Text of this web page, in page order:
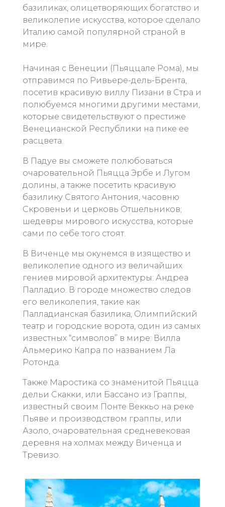
базиликах, олицетворяющих богатство и
великолепие искусства, которое сделало
Италию самой популярной страной в
мире.
Начиная с Венеции (Пьяццале Рома), мы
отправимся по Ривьере-дель-Брента,
посетив красивую виллу Пизани в Стра и
полюбуемся многими другими местами,
которые свидетельствуют о престиже
Венецианской Республики на пике ее
расцвета.
В Падуе вы сможете полюбоваться
очаровательной Пьяцца Эрбе и Лугом
долины, а также посетить красивую
базилику Святого Антония, часовню
Скровеньи и церковь Отшельников;
шедевры мирового искусства, которые
сами по себе того стоят.
В Виченце мы окунемся в изящество и
великолепие одного из величайших
гениев мировой архитектуры: Андреа
Палладио. В городе множество следов
его великолепия, такие как
Палладианская базилика, Олимпийский
театр и городские ворота, один из самых
известных “символов” в мире: Вилла
Альмерико Капра по названием Ла
Ротонда.
Также Маростикa со знаменитой Пьяцца
дельи Скакки, или Бассано из Граппы,
известный своим Понте Веккьо на реке
Пьяве и производством граппы, или
Азоло, очаровательная средневековая
деревня на холмах между Виченца и
Тревизо.